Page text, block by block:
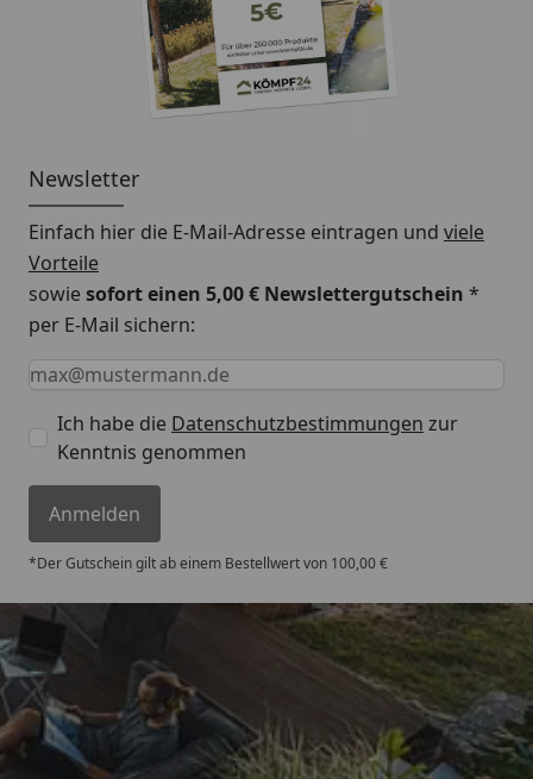
Newsletter
Einfach hier die E-Mail-Adresse eintragen und viele
Vorteile
sowiesofort einen 5,00 € Newslettergutschein *
per E-Mail sichern:
Keine Eingabe erforderlich
Eingabe erforderlich
E-Mail *
Ich habe die Datenschutzbestimmungen zur
Kenntnis genommen
Anmelden
*Der Gutschein gilt ab einem Bestellwert von 100,00 €
Trusted Shops
4,67/ 5